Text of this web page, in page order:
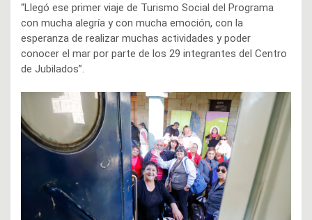
“Llegó ese primer viaje de Turismo Social del Programa
con mucha alegría y con mucha emoción, con la
esperanza de realizar muchas actividades y poder
conocer el mar por parte de los 29 integrantes del Centro
de Jubilados”.